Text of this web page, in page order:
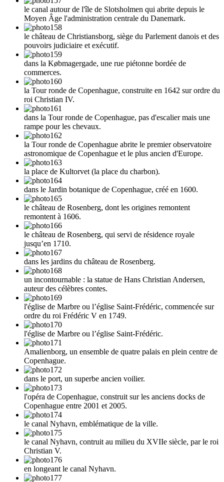
le canal autour de l'île de Slotsholmen qui abrite depuis le
Moyen Âge l'administration centrale du Danemark.
le château de Christiansborg, siège du Parlement danois et des
pouvoirs judiciaire et exécutif.
dans la Købmagergade, une rue piétonne bordée de
commerces.
la Tour ronde de Copenhague, construite en 1642 sur ordre du
roi Christian IV.
dans la Tour ronde de Copenhague, pas d'escalier mais une
rampe pour les chevaux.
la Tour ronde de Copenhague abrite le premier observatoire
astronomique de Copenhague et le plus ancien d'Europe.
la place de Kultorvet (la place du charbon).
dans le Jardin botanique de Copenhague, créé en 1600.
le château de Rosenberg, dont les origines remontent
remontent à 1606.
le château de Rosenberg, qui servi de résidence royale
jusqu’en 1710.
dans les jardins du château de Rosenberg.
un incontournable : la statue de Hans Christian Andersen,
auteur des célèbres contes.
l'église de Marbre ou l’église Saint-Frédéric, commencée sur
ordre du roi Frédéric V en 1749.
l'église de Marbre ou l’église Saint-Frédéric.
Amalienborg, un ensemble de quatre palais en plein centre de
Copenhague.
dans le port, un superbe ancien voilier.
l'opéra de Copenhague, construit sur les anciens docks de
Copenhague entre 2001 et 2005.
le canal Nyhavn, emblématique de la ville.
le canal Nyhavn, contruit au milieu du XVIIe siècle, par le roi
Christian V.
en longeant le canal Nyhavn.